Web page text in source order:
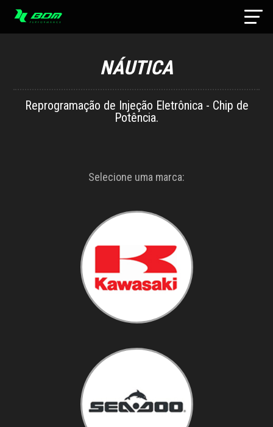
NÁUTICA
Reprogramação de Injeção Eletrônica - Chip de
Potência.
Selecione uma marca: